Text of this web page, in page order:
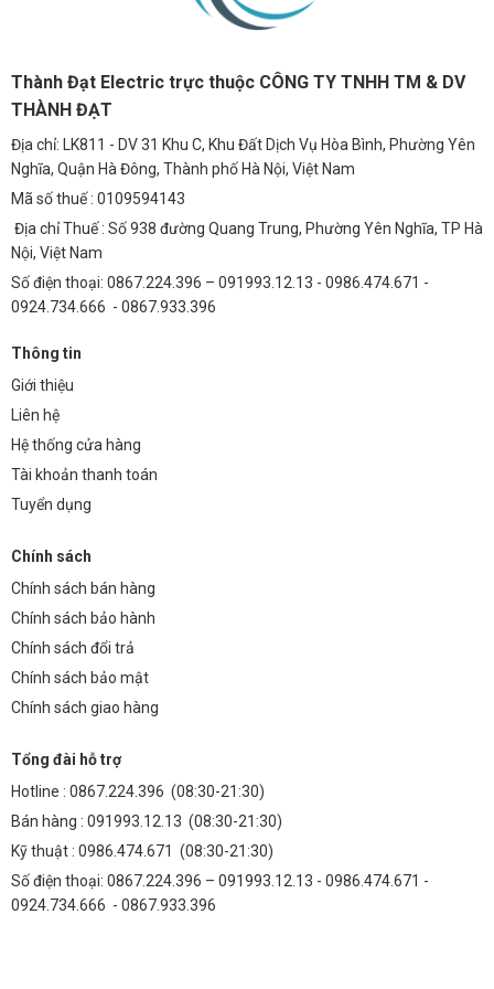
Thành Đạt Electric trực thuộc CÔNG TY TNHH TM & DV
THÀNH ĐẠT
Địa chỉ: LK811 - DV 31 Khu C, Khu Đất Dịch Vụ Hòa Bình, Phường Yên
Nghĩa, Quận Hà Đông, Thành phố Hà Nội, Việt Nam
Mã số thuế : 0109594143
Địa chỉ Thuế : Số 938 đường Quang Trung, Phường Yên Nghĩa, TP Hà
Nội, Việt Nam
Số điện thoại: 0867.224.396 – 091993.12.13 - 0986.474.671 -
0924.734.666 - 0867.933.396
Thông tin
Giới thiệu
Liên hệ
Hệ thống cửa hàng
Tài khoản thanh toán
Tuyển dụng
Chính sách
Chính sách bán hàng
Chính sách bảo hành
Chính sách đổi trả
Chính sách bảo mật
Chính sách giao hàng
Tổng đài hỗ trợ
Hotline : 0867.224.396 (08:30-21:30)
Bán hàng : 091993.12.13 (08:30-21:30)
Kỹ thuật : 0986.474.671 (08:30-21:30)
Số điện thoại: 0867.224.396 – 091993.12.13 - 0986.474.671 -
0924.734.666 - 0867.933.396